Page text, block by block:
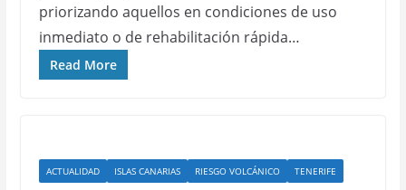
priorizando aquellos en condiciones de uso
inmediato o de rehabilitación rápida…
Read More
ACTUALIDAD ISLAS CANARIAS RIESGO VOLCÁNICO TENERIFE